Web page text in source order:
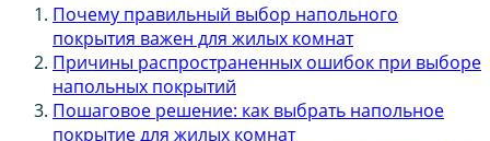
Почему правильный выбор напольного
покрытия важен для жилых комнат
Причины распространенных ошибок при выборе
напольных покрытий
Пошаговое решение: как выбрать напольное
покрытие для жилых комнат